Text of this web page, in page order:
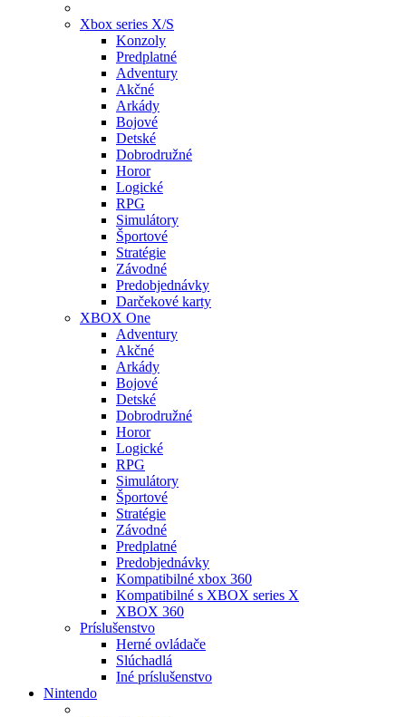
Xbox series X/S
Konzoly
Predplatné
Adventury
Akčné
Arkády
Bojové
Detské
Dobrodružné
Horor
Logické
RPG
Simulátory
Športové
Stratégie
Závodné
Predobjednávky
Darčekové karty
XBOX One
Adventury
Akčné
Arkády
Bojové
Detské
Dobrodružné
Horor
Logické
RPG
Simulátory
Športové
Stratégie
Závodné
Predplatné
Predobjednávky
Kompatibilné xbox 360
Kompatibilné s XBOX series X
XBOX 360
Príslušenstvo
Herné ovládače
Slúchadlá
Iné príslušenstvo
Nintendo